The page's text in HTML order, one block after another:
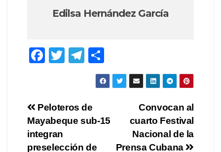
Edilsa Hernández García
F
e
b
o
T
er
T
el
gr
a
o
m
ar
Navegación
de
Convocan al
cuarto Festival
Nacional de la
Prensa Cubana
Peloteros de
Mayabeque sub-15
integran
preselección de